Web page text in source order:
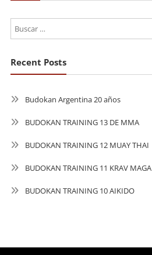
Recent Posts
Budokan Argentina 20 años
BUDOKAN TRAINING 13 DE MMA
BUDOKAN TRAINING 12 MUAY THAI
BUDOKAN TRAINING 11 KRAV MAGA
BUDOKAN TRAINING 10 AIKIDO